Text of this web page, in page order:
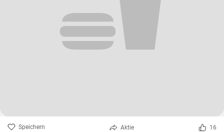
Speichern Aktie 16